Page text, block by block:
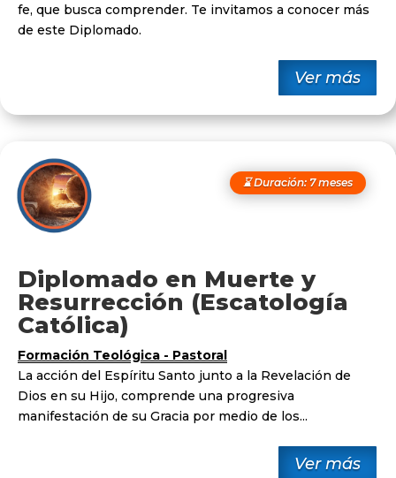
fe, que busca comprender. Te invitamos a conocer más
de este Diplomado.
Ver más
⌛ Duración: 7 meses
Diplomado en Muerte y
Resurrección (Escatología
Católica)
Formación Teológica - Pastoral
La acción del Espíritu Santo junto a la Revelación de
Dios en su Hijo, comprende una progresiva
manifestación de su Gracia por medio de los...
Ver más